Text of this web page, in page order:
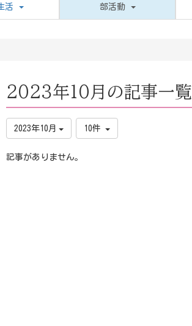
活 部活動
2023年10月の記事一覧
2023年10月 10件
記事がありません。